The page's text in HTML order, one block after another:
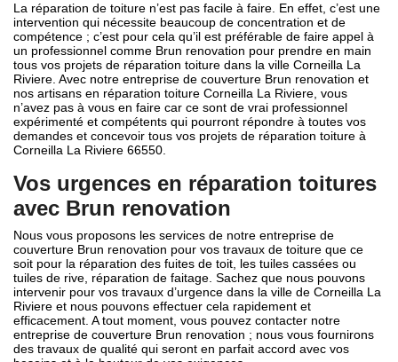
La réparation de toiture n’est pas facile à faire. En effet, c’est une
intervention qui nécessite beaucoup de concentration et de
compétence ; c’est pour cela qu’il est préférable de faire appel à
un professionnel comme Brun renovation pour prendre en main
tous vos projets de réparation toiture dans la ville Corneilla La
Riviere. Avec notre entreprise de couverture Brun renovation et
nos artisans en réparation toiture Corneilla La Riviere, vous
n’avez pas à vous en faire car ce sont de vrai professionnel
expérimenté et compétents qui pourront répondre à toutes vos
demandes et concevoir tous vos projets de réparation toiture à
Corneilla La Riviere 66550.
Vos urgences en réparation toitures
avec Brun renovation
Nous vous proposons les services de notre entreprise de
couverture Brun renovation pour vos travaux de toiture que ce
soit pour la réparation des fuites de toit, les tuiles cassées ou
tuiles de rive, réparation de faitage. Sachez que nous pouvons
intervenir pour vos travaux d’urgence dans la ville de Corneilla La
Riviere et nous pouvons effectuer cela rapidement et
efficacement. A tout moment, vous pouvez contacter notre
entreprise de couverture Brun renovation ; nous vous fournirons
des travaux de qualité qui seront en parfait accord avec vos